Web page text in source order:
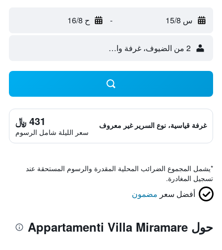
س 15/8 - ح 16/8
2 من الضيوف، غرفة واحدة
غرفة قياسية، نوع السرير غير معروف 431 ﷼
سعر الليلة شامل الرسوم
*يشمل المجموع الضرائب المحلية المقدرة والرسوم المستحقة عند
تسجيل المغادرة.
أفضل سعر مضمون
حول Appartamenti Villa Miramare